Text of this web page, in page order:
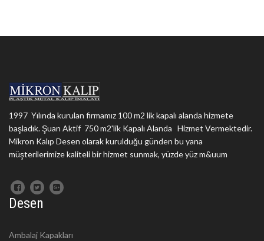
1997 Yılında kurulan firmamız 100 m2 lik kapalı alanda hizmete
başladık. Şuan Aktif 750 m2'lik Kapalı Alanda Hizmet Vermektedir.
Mikron Kalıp Desen olarak kurulduğu günden bu yana
müşterilerimize kaliteli bir hizmet sunmak, yüzde yüz m&uum
Desen
Ambalaj Kapakları